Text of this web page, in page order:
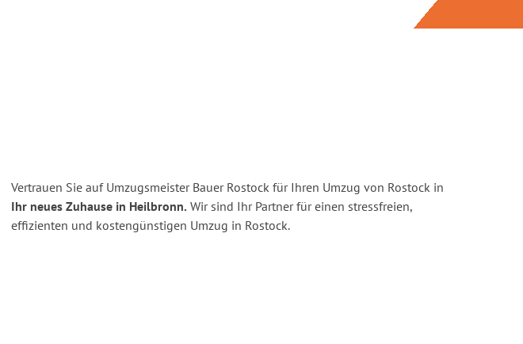
Vertrauen Sie auf Umzugsmeister Bauer Rostock für Ihren Umzug von Rostock in
Ihr neues Zuhause in Heilbronn. Wir sind Ihr Partner für einen stressfreien,
effizienten und kostengünstigen Umzug in Rostock.